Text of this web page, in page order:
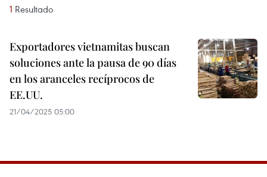
1 Resultado
Exportadores vietnamitas buscan
soluciones ante la pausa de 90 días
en los aranceles recíprocos de
EE.UU.
21/04/2025 05:00